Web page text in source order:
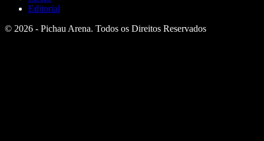
Editorial
© 2026 - Pichau Arena. Todos os Direitos Reservados